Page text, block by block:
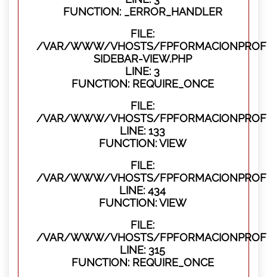
FUNCTION: _ERROR_HANDLER
FILE:
/VAR/WWW/VHOSTS/
SIDEBAR-VIEW.PHP
LINE: 3
FUNCTION: REQUIRE_ONCE
FILE:
/VAR/WWW/VHOSTS/
LINE: 133
FUNCTION: VIEW
FILE:
/VAR/WWW/VHOSTS/
LINE: 434
FUNCTION: VIEW
FILE:
/VAR/WWW/VHOSTS/
LINE: 315
FUNCTION: REQUIRE_ONCE